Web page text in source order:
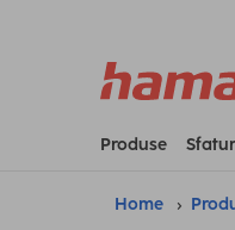
Produse
Home